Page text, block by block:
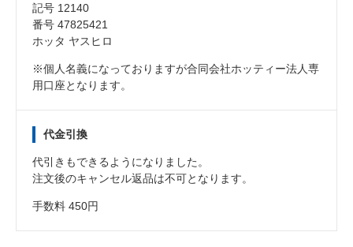
記号 12140
番号 47825421
ホッタ ヤスヒロ
※個人名義になっておりますが合同会社ホッティー法人専
用口座となります。
代金引換
代引きもできるようになりました。
注文後のキャンセル返品は不可となります。
手数料 450円